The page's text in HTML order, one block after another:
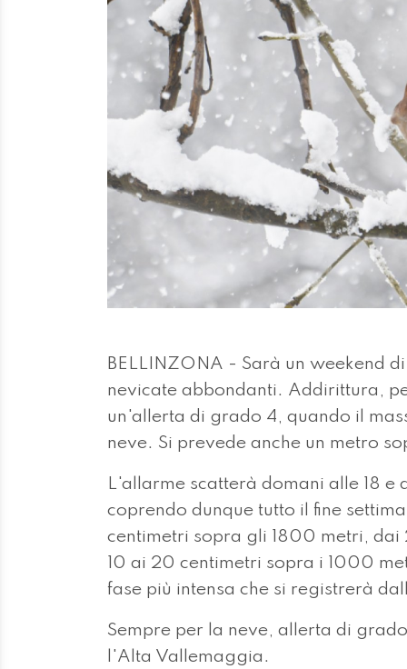
BELLINZONA - Sarà un weekend
nevicate abbondanti. Addirittura,
un'allerta di grado 4, quando il
neve. Si prevede anche un metro
L'allarme scatterà domani alle 18
coprendo dunque tutto il fine
centimetri sopra gli 1800 metri,
10 ai 20 centimetri sopra i 1000
fase più intensa che si registrerà
Sempre per la neve, allerta di
l'Alta Vallemaggia.